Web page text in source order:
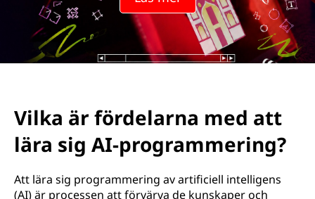
Vilka är fördelarna med att
lära sig AI-programmering?
Att lära sig programmering av artificiell intelligens
(AI) är processen att förvärva de kunskaper och